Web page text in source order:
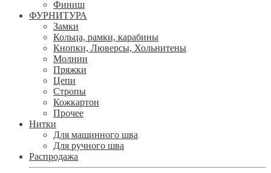
Финиш
ФУРНИТУРА
Замки
Кольца, рамки, карабины
Кнопки, Люверсы, Хольнитены
Молнии
Пряжки
Цепи
Стропы
Кожкартон
Прочее
Нитки
Для машинного шва
Для ручного шва
Распродажа